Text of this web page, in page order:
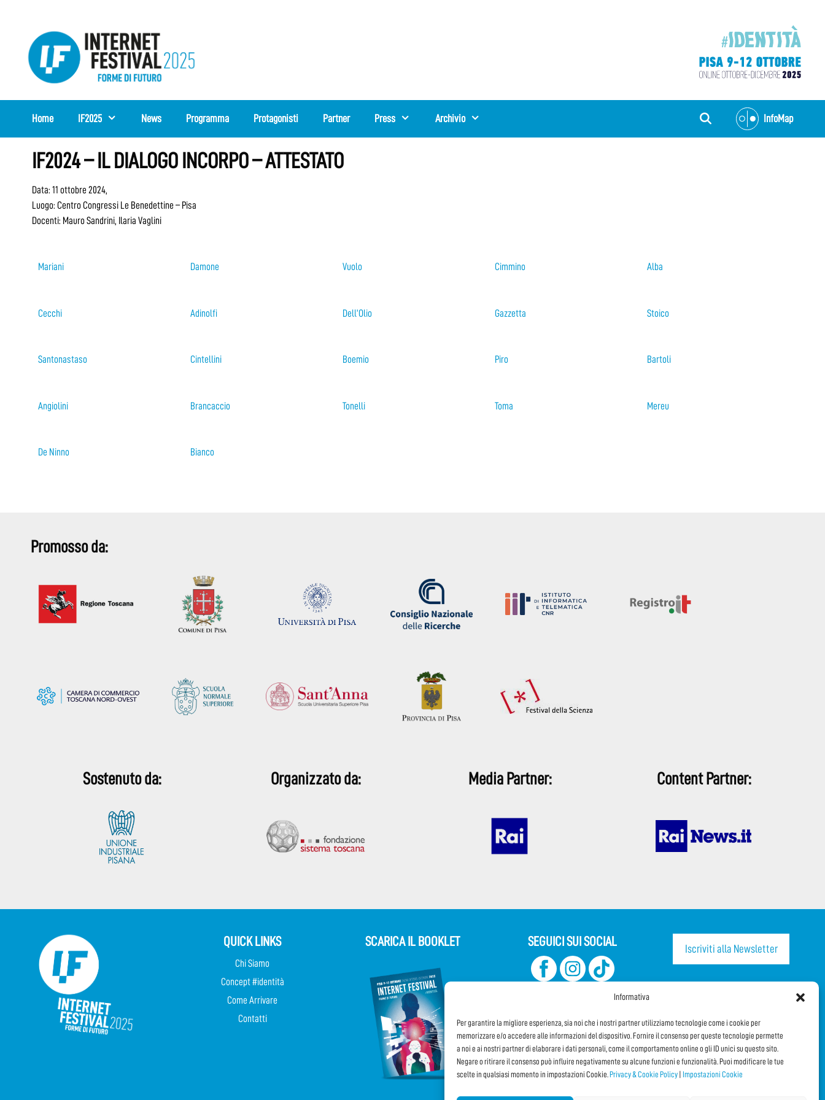
Informativa
Per garantire la migliore esperienza, sia noi che i nostri partner utilizziamo tecnologie come i cookie per
memorizzare e/o accedere alle informazioni del dispositivo. Fornire il consenso per queste tecnologie permette
a noi e ai nostri partner di elaborare i dati personali, come il comportamento online o gli ID unici su questo sito.
Negare o ritirare il consenso può influire negativamente su alcune funzioni e funzionalità. Puoi modificare le tue
scelte in qualsiasi momento in impostazioni Cookie. Privacy & Cookie Policy Impostazioni Cookie
contenuto
Home IF2025 News Programma Protagonisti Partner Press Archivio InfoMap
IF2024 – IL DIALOGO INCORPO – ATTESTATO
Data: 11 ottobre 2024,
Luogo: Centro Congressi Le Benedettine – Pisa
Docenti: Mauro Sandrini, Ilaria Vaglini
Mariani Damone Vuolo Cimmino Alba
Cecchi Adinolfi Dell’Olio Gazzetta Stoico
Santonastaso Cintellini Boemio Piro Bartoli
Angiolini Brancaccio Tonelli Toma Mereu
De Ninno Bianco
Promosso da:
Sostenuto da: Organizzato da: Media Partner: Content Partner:
QUICK LINKS
Chi Siamo
Concept #identità
Come Arrivare
Contatti
SCARICA IL BOOKLET SEGUICI SUI SOCIAL
Iscriviti alla Newsletter